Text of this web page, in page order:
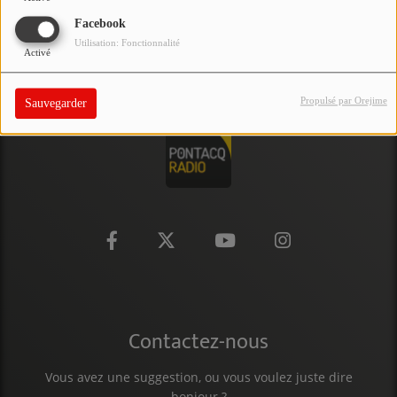
Facebook
Activé
Utilisation: Fonctionnalité
Sauvegarder Propulsé par Orejime
PARTICIPEZ
JEUX CONCOURS
RECRUTEMENT
VENEZ DANS LE PUBLIC !
Contactez-nous
Vous avez une suggestion, ou vous voulez juste dire